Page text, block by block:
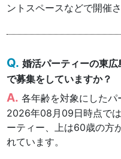
ントスペースなどで開催さ
婚活パーティーの東
で募集をしていますか？
各年齢を対象にしたパ
2026年08月09日時点で
ーティー、上は60歳の方
れています。